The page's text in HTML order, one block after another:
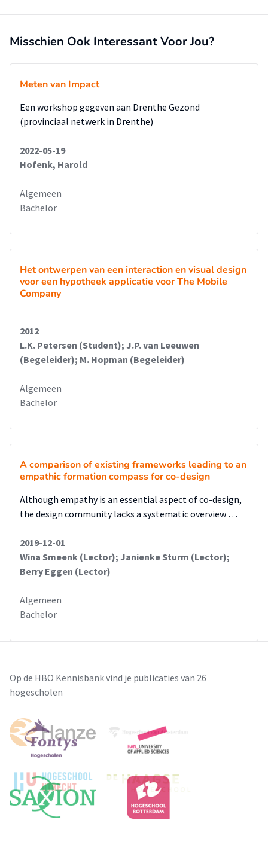
Misschien Ook Interessant Voor Jou?
Meten van Impact
Een workshop gegeven aan Drenthe Gezond
(provinciaal netwerk in Drenthe)
2022-05-19
Hofenk, Harold
Algemeen
Bachelor
Het ontwerpen van een interaction en visual design
voor een hypotheek applicatie voor The Mobile
Company
2012
L.K. Petersen (Student); J.P. van Leeuwen
(Begeleider); M. Hopman (Begeleider)
Algemeen
Bachelor
A comparison of existing frameworks leading to an
empathic formation compass for co-design
Although empathy is an essential aspect of co-design,
the design community lacks a systematic overview …
2019-12-01
Wina Smeenk (Lector); Janienke Sturm (Lector);
Berry Eggen (Lector)
Algemeen
Bachelor
Op de HBO Kennisbank vind je publicaties van 26
hogescholen